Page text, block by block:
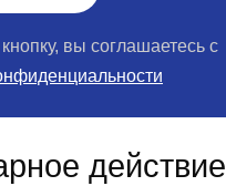
вы соглашаетесь с
действие